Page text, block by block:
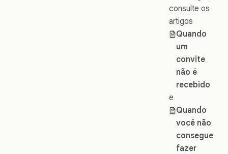
consulte os
artigos
Quando
um
convite
não é
recebido
e
Quando
você não
consegue
fazer